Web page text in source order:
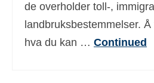
de overholder toll-,
landbruksbestemmelser.
hva du kan … Continued